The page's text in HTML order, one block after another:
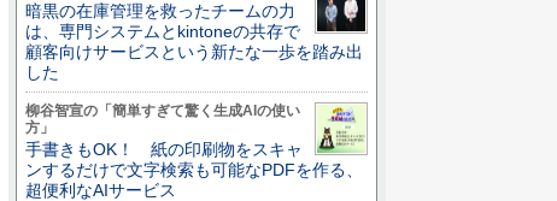
暗黒の在庫管理を救ったチームの力
は、専門システムとkintoneの共存で
顧客向けサービスという新たな一歩を踏み出
した
柳谷智宣の「簡単すぎて驚く生成AIの使い
方」
手書きもOK！ 紙の印刷物をスキャ
ンするだけで文字検索も可能なPDFを作る、
超便利なAIサービス